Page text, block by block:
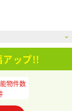
アップ!!
物件数